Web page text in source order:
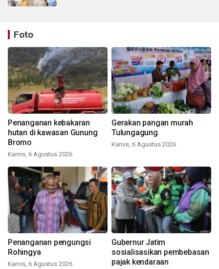
Foto
Penanganan kebakaran
hutan di kawasan Gunung
Bromo
Kamis, 6 Agustus 2026
Gerakan pangan murah
Tulungagung
Kamis, 6 Agustus 2026
Penanganan pengungsi
Rohingya
Kamis, 6 Agustus 2026
Gubernur Jatim
sosialisasikan pembebasan
pajak kendaraan